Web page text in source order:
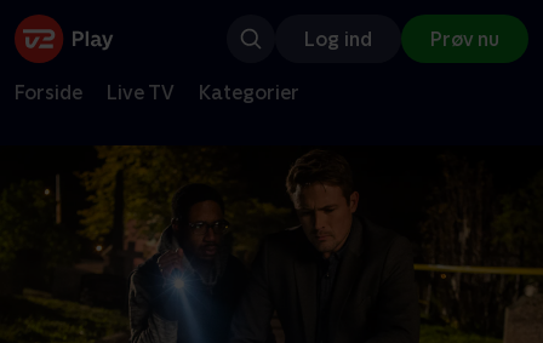
Log ind Prøv nu
Forside Live TV Kategorier